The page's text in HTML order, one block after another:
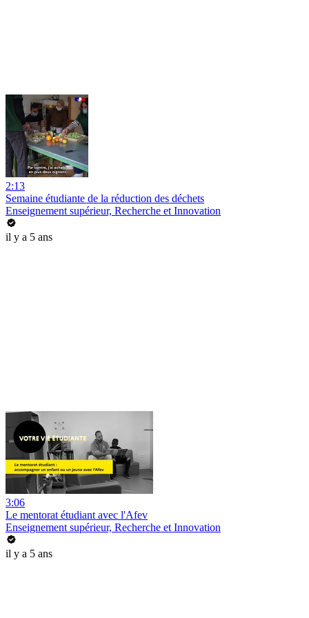
2:13
Semaine étudiante de la réduction des déchets
Enseignement supérieur, Recherche et Innovation
il y a 5 ans
3:06
Le mentorat étudiant avec l'Afev
Enseignement supérieur, Recherche et Innovation
il y a 5 ans